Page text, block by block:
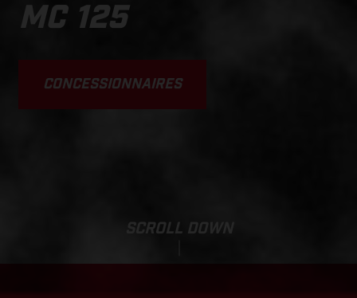
MC 125
CONCESSIONNAIRES
SCROLL DOWN